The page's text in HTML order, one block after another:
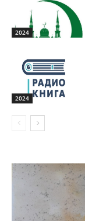
2024
2024